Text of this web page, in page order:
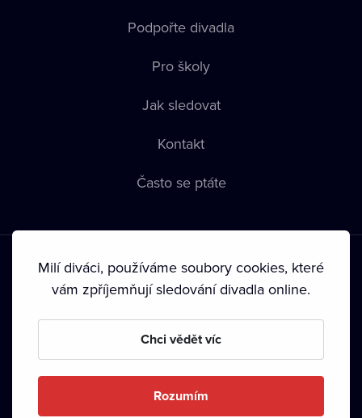
Podpořte divadla
Pro školy
Jak sledovat
Kontakt
Často se ptáte
Podmínky používání • Ochrana soukromí • Zásady používání
• Autorská práva•
Milí diváci, používáme soubory cookies, které
vám zpříjemňují sledování divadla online.
Chci vědět víc
Rozumím